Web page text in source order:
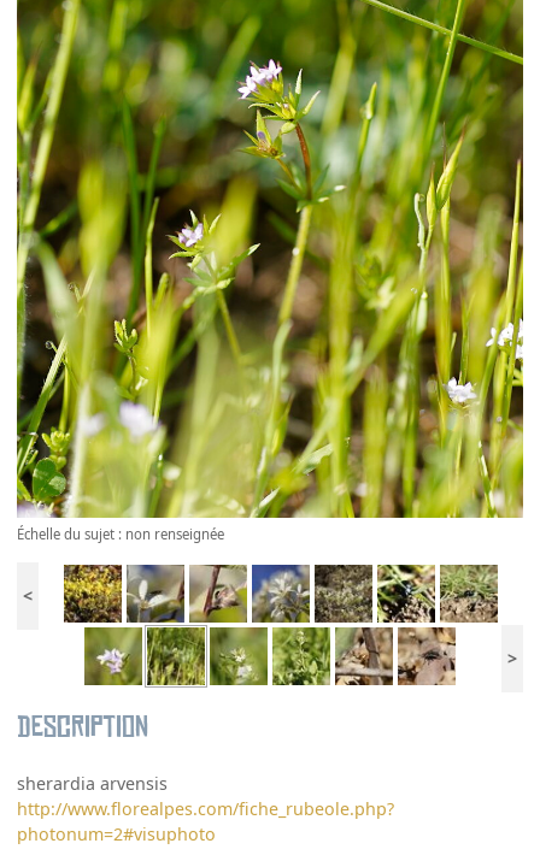
Échelle du sujet : non renseignée
<
>
Description
sherardia arvensis
http://www.florealpes.com/fiche_rubeole.php?
photonum=2#visuphoto